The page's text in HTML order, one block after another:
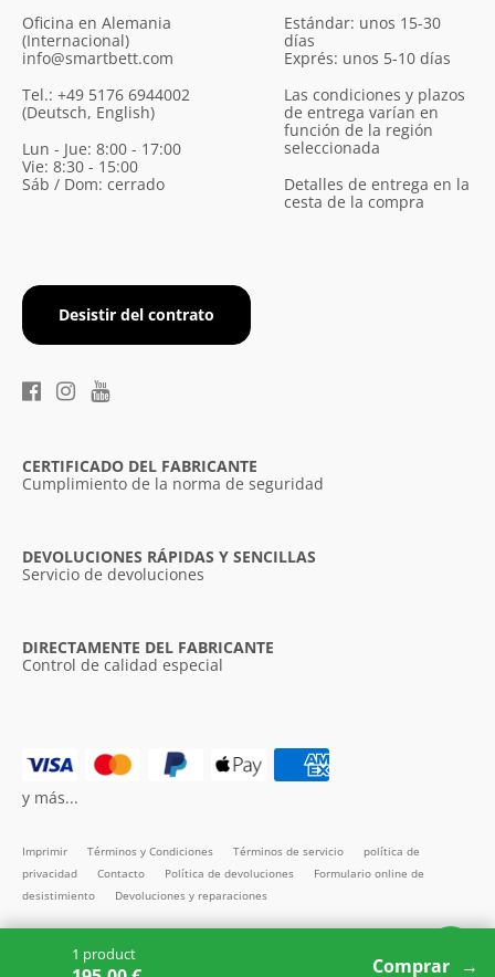
1 product Comprar
Oficina en Alemania
(Internacional)
info@smartbett.com
Tel.: +49 5176 6944002
(Deutsch, English)
Lun - Jue: 8:00 - 17:00
Vie: 8:30 - 15:00
Sáb / Dom: cerrado
Desistir del contrato
Estándar: unos 15-30
días
Exprés: unos 5-10 días
Las condiciones y plazos
de entrega varían en
función de la región
seleccionada
Detalles de entrega en la
cesta de la compra
CERTIFICADO DEL FABRICANTE
Cumplimiento de la norma de seguridad
DEVOLUCIONES RÁPIDAS Y SENCILLAS
Servicio de devoluciones
DIRECTAMENTE DEL FABRICANTE
Control de calidad especial
Imprimir Términos y Condiciones Términos de servicio
política de
privacidad
Contacto Política de devoluciones
Formulario online de
desistimiento
Devoluciones y reparaciones
Todos los precios incl. IVA
Copyright SMARTBett GmbH © 2026
y más...